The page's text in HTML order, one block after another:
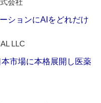
会社
ションにAIをどれだけ
LLC
市場に本格展開し医薬